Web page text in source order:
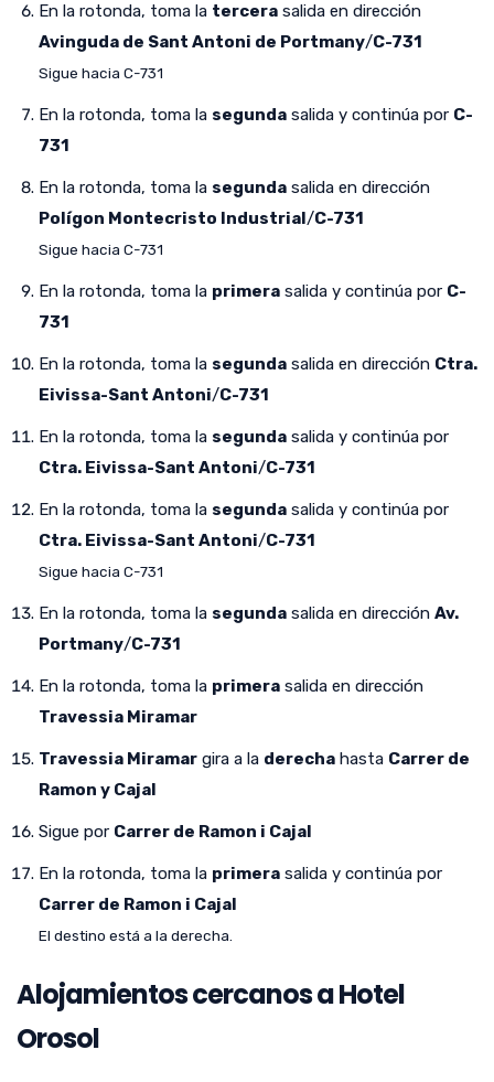
En la rotonda, toma la tercera salida en dirección
Avinguda de Sant Antoni de Portmany/C-731
Sigue hacia C-731
En la rotonda, toma la segunda salida y continúa por C-
731
En la rotonda, toma la segunda salida en dirección
Polígon Montecristo Industrial/C-731
Sigue hacia C-731
En la rotonda, toma la primera salida y continúa por C-
731
En la rotonda, toma la segunda salida en dirección Ctra.
Eivissa-Sant Antoni/C-731
En la rotonda, toma la segunda salida y continúa por
Ctra. Eivissa-Sant Antoni/C-731
En la rotonda, toma la segunda salida y continúa por
Ctra. Eivissa-Sant Antoni/C-731
Sigue hacia C-731
En la rotonda, toma la segunda salida en dirección Av.
Portmany/C-731
En la rotonda, toma la primera salida en dirección
Travessia Miramar
Travessia Miramar gira a la derecha hasta Carrer de
Ramon y Cajal
Sigue por Carrer de Ramon i Cajal
En la rotonda, toma la primera salida y continúa por
Carrer de Ramon i Cajal
El destino está a la derecha.
Alojamientos cercanos a Hotel
Orosol